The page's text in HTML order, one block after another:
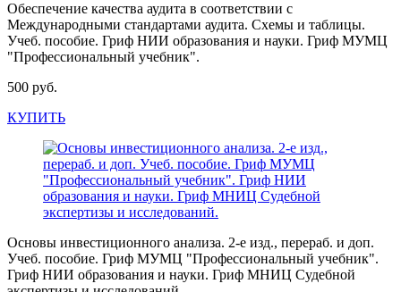
Обеспечение качества аудита в соответствии с
Международными стандартами аудита. Схемы и таблицы.
Учеб. пособие. Гриф НИИ образования и науки. Гриф МУМЦ
"Профессиональный учебник".
500 руб.
КУПИТЬ
Основы инвестиционного анализа. 2-е изд., перераб. и доп.
Учеб. пособие. Гриф МУМЦ "Профессиональный учебник".
Гриф НИИ образования и науки. Гриф МНИЦ Судебной